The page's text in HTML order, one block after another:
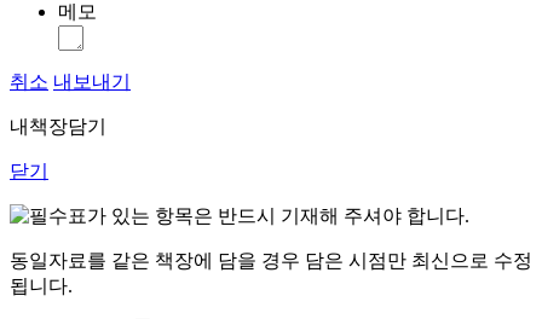
메모
취소 내보내기
내책장담기
닫기
표가 있는 항목은 반드시 기재해 주셔야 합니다.
동일자료를 같은 책장에 담을 경우 담은 시점만 최신으로 수정
됩니다.